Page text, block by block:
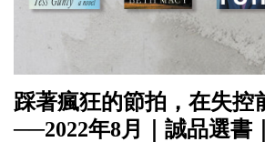
踩著瘋狂的節拍，在失控
──2022年8月｜誠品選書